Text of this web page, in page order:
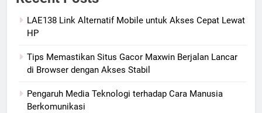
LAE138 Link Alternatif Mobile untuk Akses Cepat Lewat
HP
Tips Memastikan Situs Gacor Maxwin Berjalan Lancar
di Browser dengan Akses Stabil
Pengaruh Media Teknologi terhadap Cara Manusia
Berkomunikasi